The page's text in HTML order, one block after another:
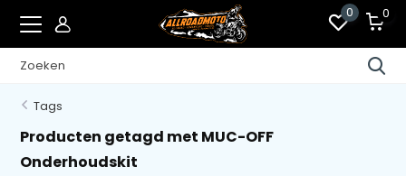
0 0
Tags
Producten getagd met MUC-OFF
Onderhoudskit